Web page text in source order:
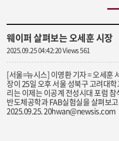
웨이퍼 살펴보는 오세훈 시장
2025.09.25 04:42:20Views 561
[서울=뉴시스] 이영환 기자 = 오세훈
장이 25일 오후 서울 성북구 고려대
리는 이제는 이공계 전성시대 포럼
반도체공학과 FAB실험실을 살펴보
2025.09.25.20hwan@newsis.com